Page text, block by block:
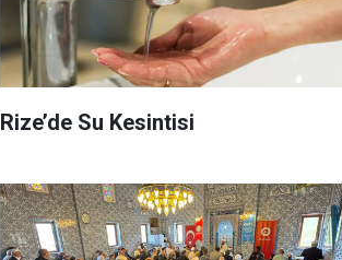
Rize’de Su Kesintisi